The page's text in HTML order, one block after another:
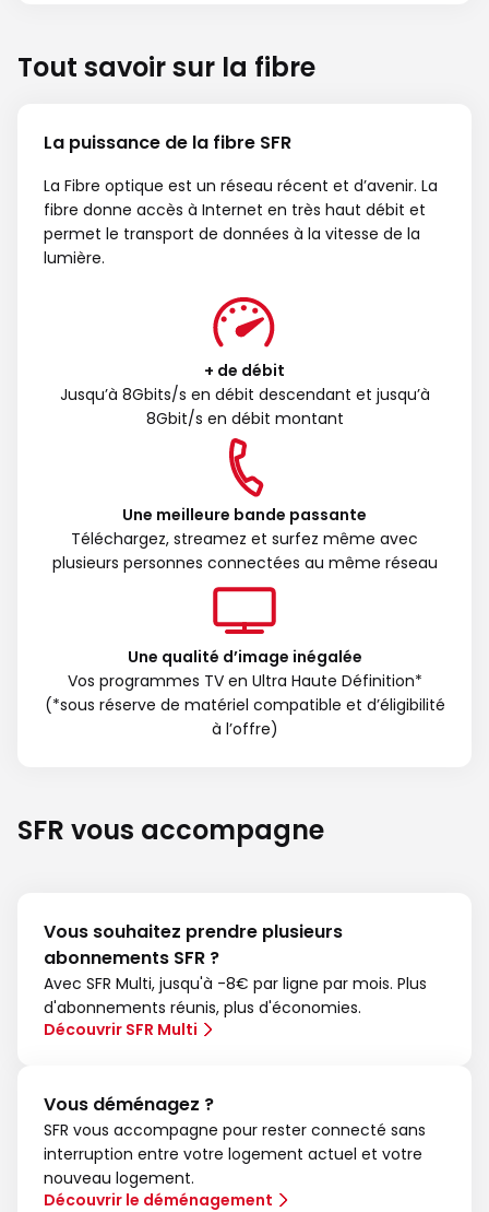
Tout savoir sur la fibre
La puissance de la fibre SFR
La Fibre optique est un réseau récent et d’avenir. La
fibre donne accès à Internet en très haut débit et
permet le transport de données à la vitesse de la
lumière.
+ de débit
Jusqu’à 8Gbits/s en débit descendant et jusqu’à
8Gbit/s en débit montant
Une meilleure bande passante
Téléchargez, streamez et surfez même avec
plusieurs personnes connectées au même réseau
Une qualité d’image inégalée
Vos programmes TV en Ultra Haute Définition*
(*sous réserve de matériel compatible et d’éligibilité
à l’offre)
SFR vous accompagne
Vous souhaitez prendre plusieurs
abonnements SFR ?
Avec SFR Multi, jusqu'à -8€ par ligne par mois. Plus
d'abonnements réunis, plus d'économies.
Découvrir SFR Multi
Vous déménagez ?
SFR vous accompagne pour rester connecté sans
interruption entre votre logement actuel et votre
nouveau logement.
Découvrir le déménagement